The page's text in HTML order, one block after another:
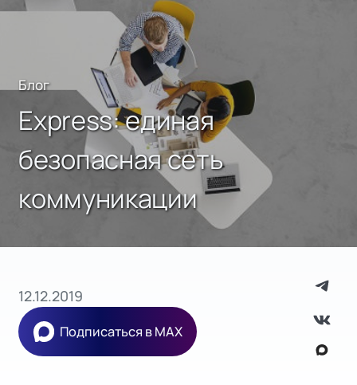
Блог
Express: единая
безопасная сеть
коммуникации
12.12.2019
Подписаться в MAX